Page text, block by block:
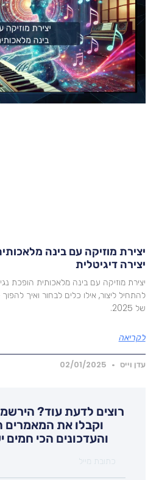
מוזיקה עם בינה מלאכותית
דיגיטלית
מוזיקה עם בינה מלאכותית הופכת נגישה
ליצור, אילו כלים לבחור ואיך להפוך
וייס 02/01/2025
רוצים לדעת עוד? הירשמו
וקבלו את המאמרים
והעדכונים הכי חמים